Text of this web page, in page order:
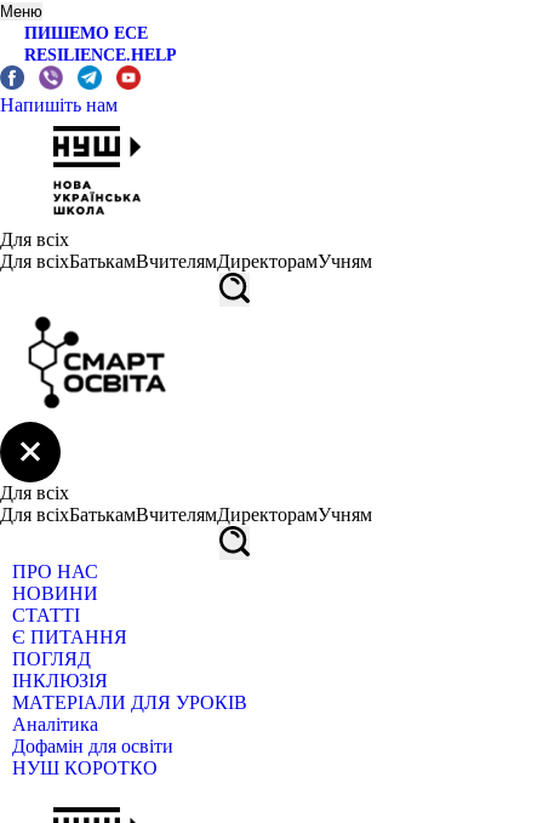
Меню
ПИШЕМО ЕСЕ
RESILIENCE.HELP
Напишіть нам
Для всіх
Для всіхБатькамВчителямДиректорамУчням
Для всіх
Для всіхБатькамВчителямДиректорамУчням
ПРО НАС
НОВИНИ
СТАТТІ
Є ПИТАННЯ
ПОГЛЯД
ІНКЛЮЗІЯ
МАТЕРІАЛИ ДЛЯ УРОКІВ
Аналітика
Дофамін для освіти
НУШ КОРОТКО